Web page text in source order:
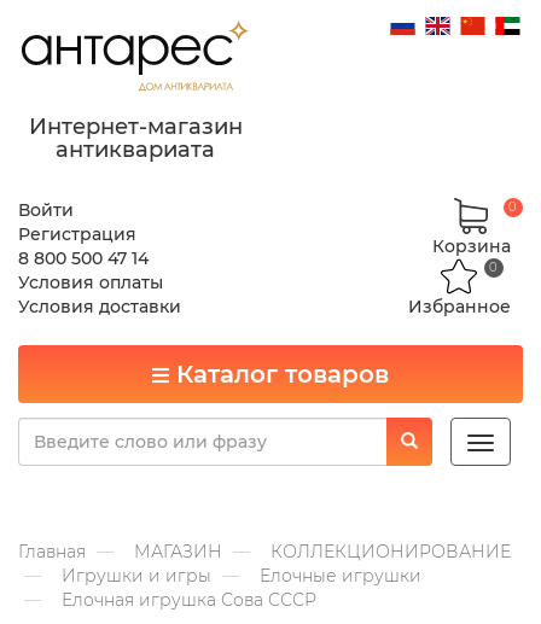
Интернет-магазин
антиквариата
Войти
Регистрация
8 800 500 47 14
Условия оплаты
Условия доставки
Корзина
0
Избранное
0
Каталог товаров
Toggle
Главная МАГАЗИН
КОЛЛЕКЦИОНИРОВАНИЕ
Игрушки и игры
Елочные игрушки
Елочная игрушка Сова СССР